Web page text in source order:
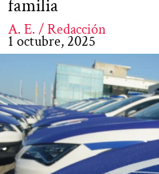
familia
A. E. / Redacción
1 octubre, 2025